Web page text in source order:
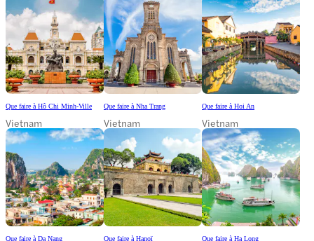
Que faire à Hô Chi Minh-Ville
Vietnam
Que faire à Nha Trang
Vietnam
Que faire à Hoi An
Vietnam
Que faire à Da Nang Que faire à Hanoï Que faire à Hạ Long